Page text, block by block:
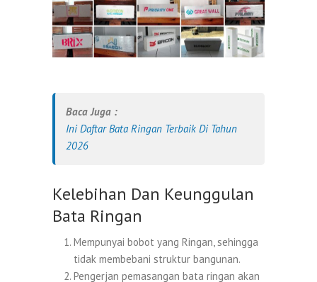
Baca Juga :
Ini Daftar Bata Ringan Terbaik Di Tahun
2026
Kelebihan Dan Keunggulan
Bata Ringan
Mempunyai bobot yang Ringan, sehingga
tidak membebani struktur bangunan.
Pengerjan pemasangan bata ringan akan